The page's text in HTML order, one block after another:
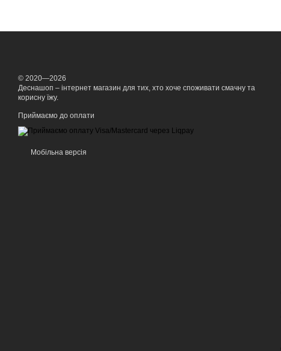
© 2020—2026
Деснашоп – інтернет магазин для тих, хто хоче споживати смачну та
корисну їжу.
Приймаємо до оплати
Мобільна версія